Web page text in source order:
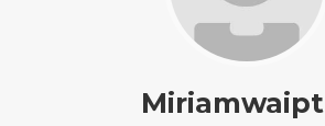
Miriamwaipt